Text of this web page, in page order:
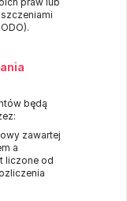
będą
zawartej
a
liczone od